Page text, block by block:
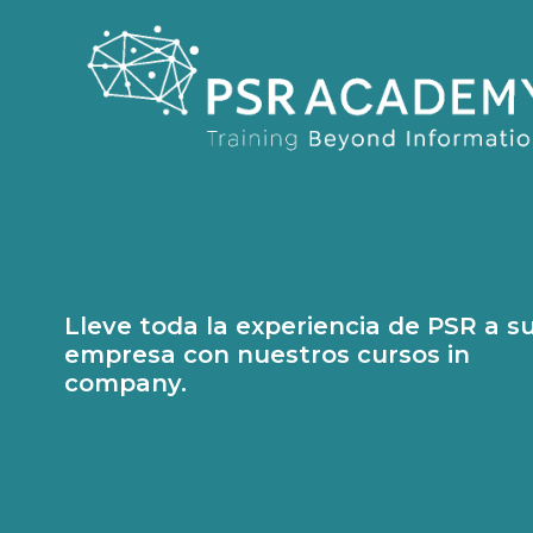
Lleve toda la experiencia de PSR a
empresa con nuestros cursos in
company.